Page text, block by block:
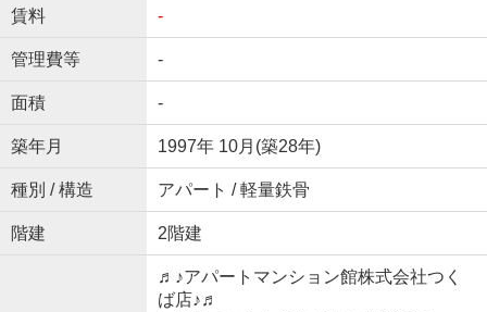
賃料 -
管理費等 -
面積 -
築年月 1997年 10月(築28年)
種別 / 構造 アパート / 軽量鉄骨
階建 2階建
♬♪アパートマンション館株式会社つく
ば店♪♬